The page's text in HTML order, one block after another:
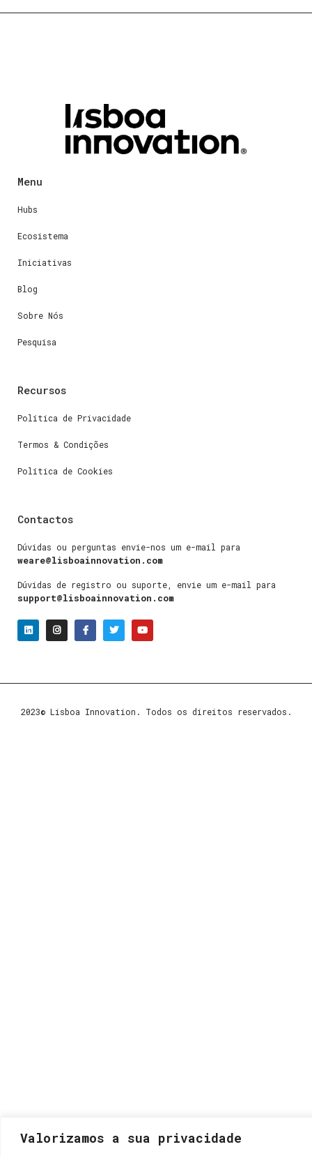
Valorizamos a sua privacidade
Menu
Hubs
Ecosistema
Iniciativas
Blog
Sobre Nós
Pesquisa
Recursos
Política de Privacidade
Termos & Condições
Política de Cookies
Contactos
Dúvidas ou perguntas envie-nos um e-mail para
weare@lisboainnovation.com
Dúvidas de registro ou suporte, envie um e-mail para
support@lisboainnovation.com
2023© Lisboa Innovation. Todos os direitos reservados.